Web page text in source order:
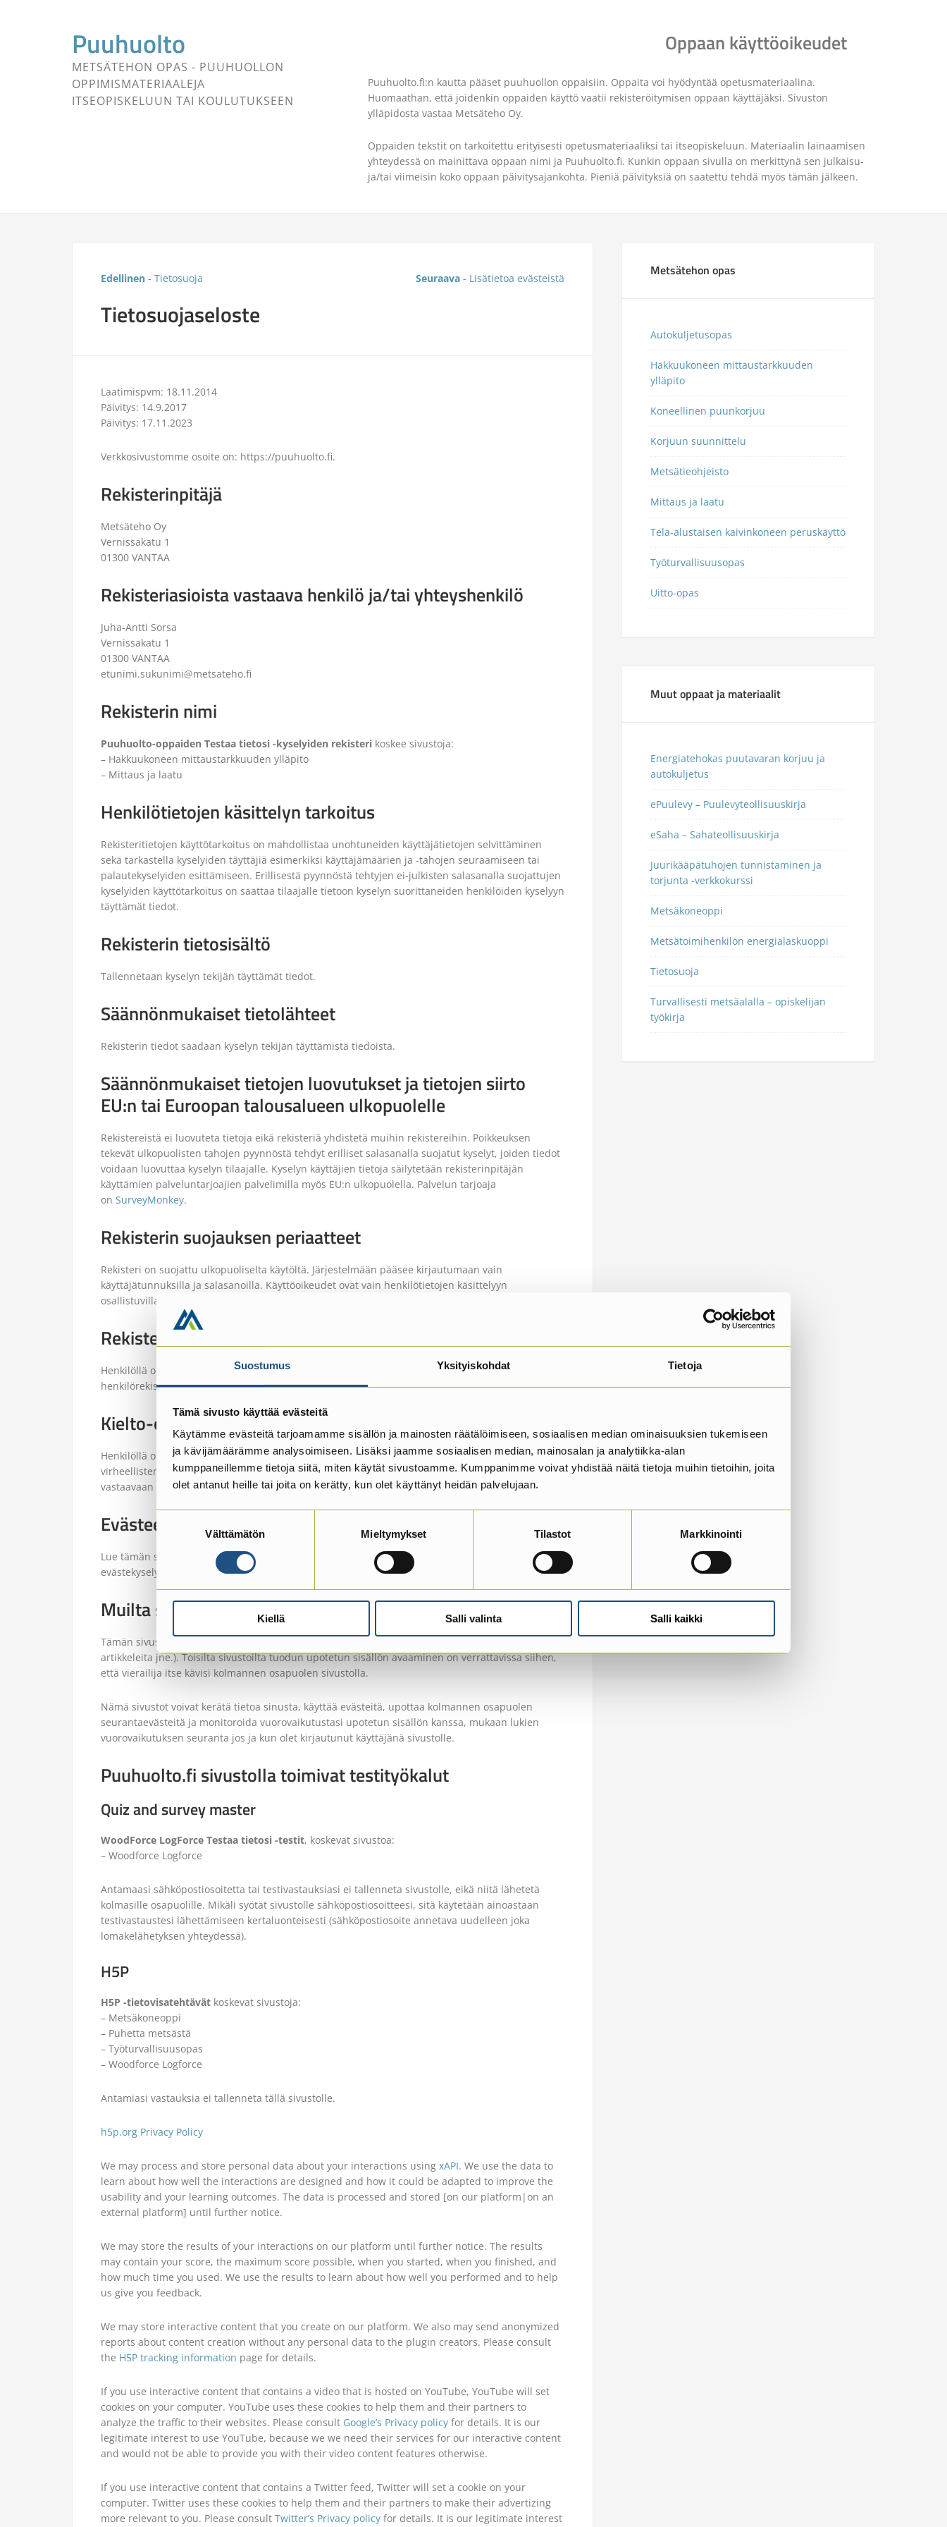
Suostumus Yksityiskohdat Tietoja
Tämä sivusto käyttää evästeitä
Käytämme evästeitä tarjoamamme sisällön ja mainosten räätälöimiseen, sosiaalisen median ominaisuuksien tukemiseen
ja kävijämäärämme analysoimiseen. Lisäksi jaamme sosiaalisen median, mainosalan ja analytiikka-alan
kumppaneillemme tietoja siitä, miten käytät sivustoamme. Kumppanimme voivat yhdistää näitä tietoja muihin tietoihin, joita
olet antanut heille tai joita on kerätty, kun olet käyttänyt heidän palvelujaan.
valinta
Välttämätön Mieltymykset Tilastot Markkinointi
Kiellä Salli valinta Salli kaikki
Puuhuolto
METSÄTEHON OPAS - PUUHUOLLON
OPPIMISMATERIAALEJA
ITSEOPISKELUUN TAI KOULUTUKSEEN
Oppaan käyttöoikeudet
Puuhuolto.fi:n kautta pääset puuhuollon oppaisiin. Oppaita voi hyödyntää opetusmateriaalina.
Huomaathan, että joidenkin oppaiden käyttö vaatii rekisteröitymisen oppaan käyttäjäksi. Sivuston
ylläpidosta vastaa Metsäteho Oy.
Oppaiden tekstit on tarkoitettu erityisesti opetusmateriaaliksi tai itseopiskeluun. Materiaalin lainaamisen
yhteydessä on mainittava oppaan nimi ja Puuhuolto.fi. Kunkin oppaan sivulla on merkittynä sen julkaisu-
ja/tai viimeisin koko oppaan päivitysajankohta. Pieniä päivityksiä on saatettu tehdä myös tämän jälkeen.
Edellinen - Tietosuoja Seuraava - Lisätietoa evästeistä
Tietosuojaseloste
Laatimispvm: 18.11.2014
Päivitys: 14.9.2017
Päivitys: 17.11.2023
Verkkosivustomme osoite on: https://puuhuolto.fi.
Rekisterinpitäjä
Metsäteho Oy
Vernissakatu 1
01300 VANTAA
Rekisteriasioista vastaava henkilö ja/tai yhteyshenkilö
Juha-Antti Sorsa
Vernissakatu 1
01300 VANTAA
etunimi.sukunimi@metsateho.fi
Rekisterin nimi
Puuhuolto-oppaiden Testaa tietosi -kyselyiden rekisteri koskee sivustoja:
– Hakkuukoneen mittaustarkkuuden ylläpito
– Mittaus ja laatu
Henkilötietojen käsittelyn tarkoitus
Rekisteritietojen käyttötarkoitus on mahdollistaa unohtuneiden käyttäjätietojen selvittäminen
sekä tarkastella kyselyiden täyttäjiä esimerkiksi käyttäjämäärien ja -tahojen seuraamiseen tai
palautekyselyiden esittämiseen. Erillisestä pyynnöstä tehtyjen ei-julkisten salasanalla suojattujen
kyselyiden käyttötarkoitus on saattaa tilaajalle tietoon kyselyn suorittaneiden henkilöiden kyselyyn
täyttämät tiedot.
Rekisterin tietosisältö
Tallennetaan kyselyn tekijän täyttämät tiedot.
Säännönmukaiset tietolähteet
Rekisterin tiedot saadaan kyselyn tekijän täyttämistä tiedoista.
Säännönmukaiset tietojen luovutukset ja tietojen siirto
EU:n tai Euroopan talousalueen ulkopuolelle
Rekistereistä ei luovuteta tietoja eikä rekisteriä yhdistetä muihin rekistereihin. Poikkeuksen
tekevät ulkopuolisten tahojen pyynnöstä tehdyt erilliset salasanalla suojatut kyselyt, joiden tiedot
voidaan luovuttaa kyselyn tilaajalle. Kyselyn käyttäjien tietoja säilytetään rekisterinpitäjän
käyttämien palveluntarjoajien palvelimilla myös EU:n ulkopuolella. Palvelun tarjoaja
on SurveyMonkey.
Rekisterin suojauksen periaatteet
Rekisteri on suojattu ulkopuoliselta käytöltä. Järjestelmään pääsee kirjautumaan vain
käyttäjätunnuksilla ja salasanoilla. Käyttöoikeudet ovat vain henkilötietojen käsittelyyn
osallistuvilla henkilöillä.
Rekisteritietojen tarkistaminen
Henkilöllä on Henkilötietolain 26§:n mukaisesti oikeus tarkastaa, mitä häntä koskevia tietoja
henkilörekisteriin on talletettu. Tämän voi tehdä ottamalla yhteyttä rekisterien ylläpitäjään.
Kielto-oikeus ja virheellisen tiedon korjaaminen
Henkilöllä on oikeus saada tarkistaa rekisterissä olevat itseään koskevat tiedot ja pyytää
virheellisten tietojen korjaamista. Tarkastuspyyntö tulee tehdä ottamalla yhteyttä rekisteriasioista
vastaavaan henkilöön.
Evästeet
Lue tämän sivuston käyttämistä evästeistä https://puuhuolto.fi/lisatietoa-evasteista/
evästekyselyn esille myös sivun vasemman alalaidan pyöreästä symbolista.
Muilta sivustoilta upotettu sisältö
Tämän sivuston sivut ja artikkelit voivat sisältää upotettua sisältöä (esimerkiksi videoita, kuvia,
artikkeleita jne.). Toisilta sivustoilta tuodun upotetun sisällön avaaminen on verrattavissa siihen,
että vierailija itse kävisi kolmannen osapuolen sivustolla.
Nämä sivustot voivat kerätä tietoa sinusta, käyttää evästeitä, upottaa kolmannen osapuolen
seurantaevästeitä ja monitoroida vuorovaikutustasi upotetun sisällön kanssa, mukaan lukien
vuorovaikutuksen seuranta jos ja kun olet kirjautunut käyttäjänä sivustolle.
Puuhuolto.fi sivustolla toimivat testityökalut
Quiz and survey master
WoodForce LogForce Testaa tietosi -testit, koskevat sivustoa:
– Woodforce Logforce
Antamaasi sähköpostiosoitetta tai testivastauksiasi ei tallenneta sivustolle, eikä niitä lähetetä
kolmasille osapuolille. Mikäli syötät sivustolle sähköpostiosoitteesi, sitä käytetään ainoastaan
testivastaustesi lähettämiseen kertaluonteisesti (sähköpostiosoite annetava uudelleen joka
lomakelähetyksen yhteydessä).
H5P
H5P -tietovisatehtävät koskevat sivustoja:
– Metsäkoneoppi
– Puhetta metsästä
– Työturvallisuusopas
– Woodforce Logforce
Antamiasi vastauksia ei tallenneta tällä sivustolle.
h5p.org Privacy Policy
We may process and store personal data about your interactions using xAPI. We use the data to
learn about how well the interactions are designed and how it could be adapted to improve the
usability and your learning outcomes. The data is processed and stored [on our platform|on an
external platform] until further notice.
We may store the results of your interactions on our platform until further notice. The results
may contain your score, the maximum score possible, when you started, when you finished, and
how much time you used. We use the results to learn about how well you performed and to help
us give you feedback.
We may store interactive content that you create on our platform. We also may send anonymized
reports about content creation without any personal data to the plugin creators. Please consult
the H5P tracking information page for details.
If you use interactive content that contains a video that is hosted on YouTube, YouTube will set
cookies on your computer. YouTube uses these cookies to help them and their partners to
analyze the traffic to their websites. Please consult Google’s Privacy policy for details. It is our
legitimate interest to use YouTube, because we we need their services for our interactive content
and would not be able to provide you with their video content features otherwise.
If you use interactive content that contains a Twitter feed, Twitter will set a cookie on your
computer. Twitter uses these cookies to help them and their partners to make their advertizing
more relevant to you. Please consult Twitter’s Privacy policy for details. It is our legitimate interest
Metsätehon opas
Autokuljetusopas
Hakkuukoneen mittaustarkkuuden
ylläpito
Koneellinen puunkorjuu
Korjuun suunnittelu
Metsätieohjeisto
Mittaus ja laatu
Tela-alustaisen kaivinkoneen peruskäyttö
Työturvallisuusopas
Uitto-opas
Muut oppaat ja materiaalit
Energiatehokas puutavaran korjuu ja
autokuljetus
ePuulevy – Puulevyteollisuuskirja
eSaha – Sahateollisuuskirja
Juurikääpätuhojen tunnistaminen ja
torjunta -verkkokurssi
Metsäkoneoppi
Metsätoimihenkilön energialaskuoppi
Tietosuoja
Turvallisesti metsäalalla – opiskelijan
työkirja